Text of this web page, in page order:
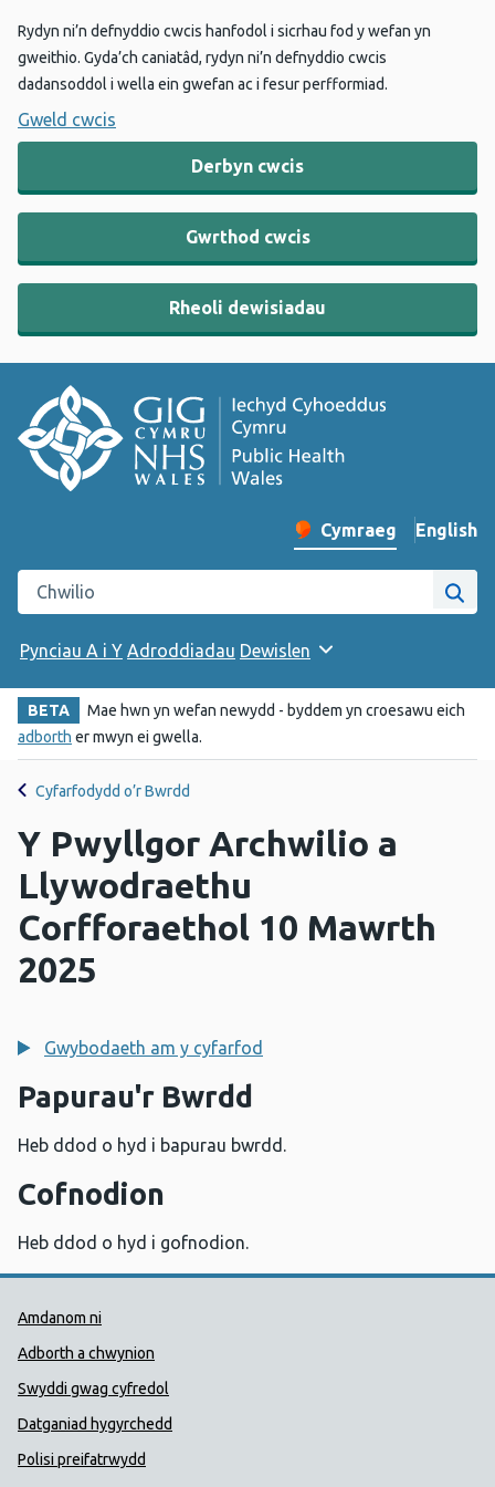
Rydyn ni’n defnyddio cwcis hanfodol i sicrhau fod y wefan yn
gweithio. Gyda’ch caniatâd, rydyn ni’n defnyddio cwcis
dadansoddol i wella ein gwefan ac i fesur perfformiad.
Gweld cwcis
Derbyn cwcis
Gwrthod cwcis
Rheoli dewisiadau
Newid iaith y wefan
Cymraeg English
–
Chwilio gwefan Iechyd Cyhoeddus Cymru
Pynciau A i Y Adroddiadau Dewislen
BETA
Mae hwn yn wefan newydd - byddem yn croesawu eich
adborth er mwyn ei gwella.
Cyfarfodydd o’r Bwrdd
Y Pwyllgor Archwilio a
Llywodraethu
Corfforaethol 10 Mawrth
2025
Gwybodaeth am y cyfarfod
Papurau'r Bwrdd
Heb ddod o hyd i bapurau bwrdd.
Cofnodion
Heb ddod o hyd i gofnodion.
Dolenni Cymorth Iechyd
Amdanom ni
Adborth a chwynion
Swyddi gwag cyfredol
Datganiad hygyrchedd
Polisi preifatrwydd